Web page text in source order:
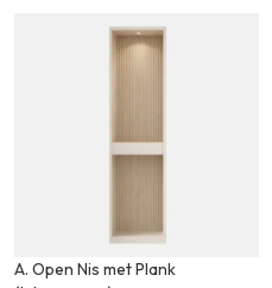
A. Open Nis met Plank